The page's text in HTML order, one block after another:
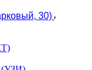
30)